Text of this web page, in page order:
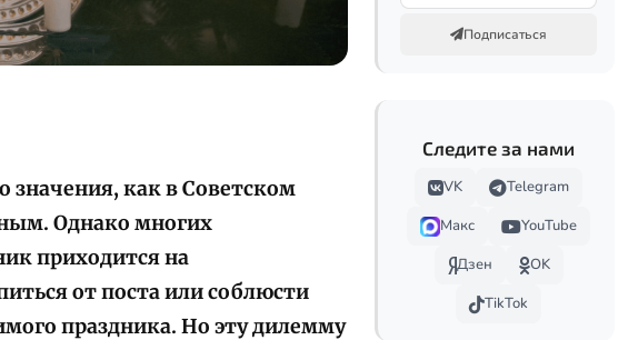
значения, как в Советском
Однако многих
приходится на
от поста или соблюсти
праздника. Но эту дилемму
Подписаться
Следите за нами
VK
Telegram
Макс
YouTube
Дзен
OK
TikTok